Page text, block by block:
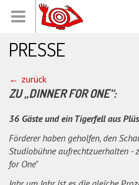
PRESSE
zurück
ZU „DINNER FOR ONE“:
36 Gäste und ein Tigerfell aus
Förderer haben geholfen, den
Studiobühne aufrechtzuerhalten -
for One"